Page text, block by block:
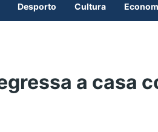
Desporto Cultura
a casa